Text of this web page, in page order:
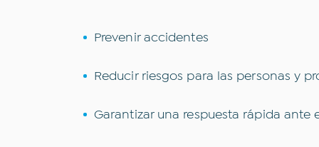
Prevenir accidentes
Reducir riesgos para las personas y
Garantizar una respuesta rápida ante